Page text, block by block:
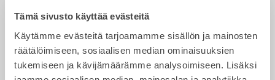
Tämä sivusto käyttää evästeitä
Käytämme evästeitä tarjoamamme sisällön ja mainosten
räätälöimiseen, sosiaalisen median ominaisuuksien
tukemiseen ja kävijämäärämme analysoimiseen. Lisäksi
CUSTOM BUILD
Kauha
Luiskakauhat
Kauha 0-40